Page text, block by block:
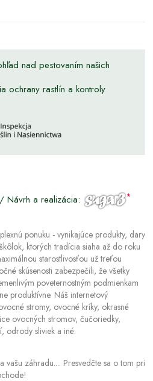
nad pestovaním našich
ochrany rastlín a kontroly
Návrh a realizácia:
ponuku - vynikajúce produkty, dary
ktorých tradícia siaha až do roku
starostlivosťou už treťou
skúsenosti zabezpečili, že všetky
poveternostným podmienkam
produktívne. Náš internetový
stromy, ovocné kríky, okrasné
ovocných stromov, čučoriedky,
odrody sliviek a iné.
vašu záhradu.... Presvedčte sa o tom pri